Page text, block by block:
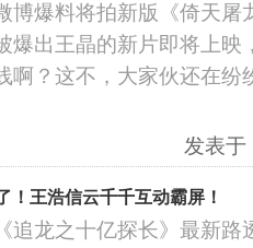
博爆料将拍新版《倚天屠
爆出王晶的新片即将上映
啊？这不，大家伙还在纷
发表
！王浩信云千千互动霸屏！
追龙之十亿探长》最新路